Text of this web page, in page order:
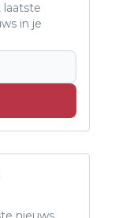
laatste
in je